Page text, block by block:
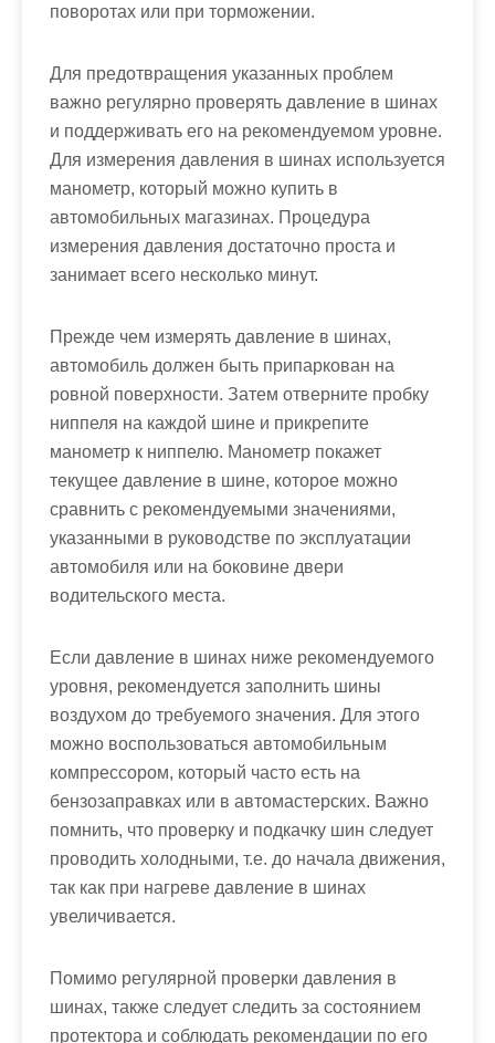
поворотах или при торможении.
Для предотвращения указанных проблем
важно регулярно проверять давление в шинах
и поддерживать его на рекомендуемом уровне.
Для измерения давления в шинах используется
манометр, который можно купить в
автомобильных магазинах. Процедура
измерения давления достаточно проста и
занимает всего несколько минут.
Прежде чем измерять давление в шинах,
автомобиль должен быть припаркован на
ровной поверхности. Затем отверните пробку
ниппеля на каждой шине и прикрепите
манометр к ниппелю. Манометр покажет
текущее давление в шине, которое можно
сравнить с рекомендуемыми значениями,
указанными в руководстве по эксплуатации
автомобиля или на боковине двери
водительского места.
Если давление в шинах ниже рекомендуемого
уровня, рекомендуется заполнить шины
воздухом до требуемого значения. Для этого
можно воспользоваться автомобильным
компрессором, который часто есть на
бензозаправках или в автомастерских. Важно
помнить, что проверку и подкачку шин следует
проводить холодными, т.е. до начала движения,
так как при нагреве давление в шинах
увеличивается.
Помимо регулярной проверки давления в
шинах, также следует следить за состоянием
протектора и соблюдать рекомендации по его